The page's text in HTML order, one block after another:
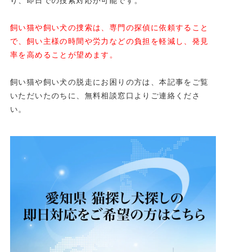
飼い猫や飼い犬の捜索は、専門の探偵に依頼すること
で、飼い主様の時間や労力などの負担を軽減し、発見
率を高めることが望めます。
飼い猫や飼い犬の脱走にお困りの方は、本記事をご覧
いただいたのちに、無料相談窓口よりご連絡くださ
い。